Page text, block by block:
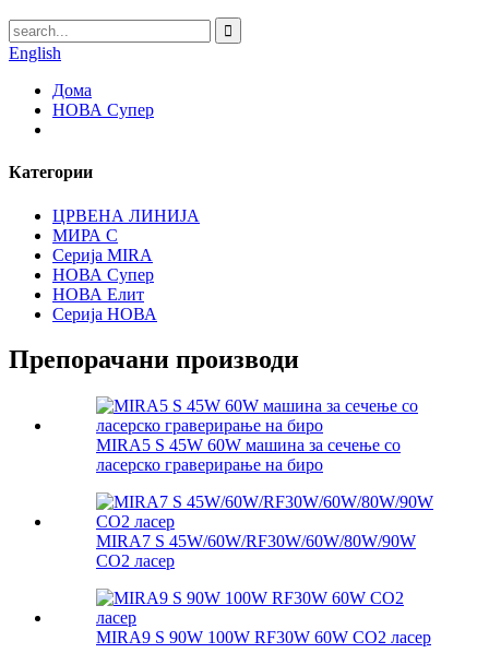
English
Дома
НОВА Супер
Категории
ЦРВЕНА ЛИНИЈА
МИРА С
Серија MIRA
НОВА Супер
НОВА Елит
Серија НОВА
Препорачани производи
MIRA5 S 45W 60W машина за сечење со
ласерско граверирање на биро
MIRA7 S 45W/60W/RF30W/60W/80W/90W
CO2 ласер
MIRA9 S 90W 100W RF30W 60W CO2 ласер